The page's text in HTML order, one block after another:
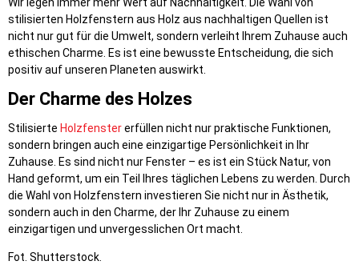
Wir legen immer mehr Wert auf Nachhaltigkeit. Die Wahl von
stilisierten Holzfenstern aus Holz aus nachhaltigen Quellen ist
nicht nur gut für die Umwelt, sondern verleiht Ihrem Zuhause auch
ethischen Charme. Es ist eine bewusste Entscheidung, die sich
positiv auf unseren Planeten auswirkt.
Der Charme des Holzes
Stilisierte Holzfenstererfüllen nicht nur praktische Funktionen,
sondern bringen auch eine einzigartige Persönlichkeit in Ihr
Zuhause. Es sind nicht nur Fenster – es ist ein Stück Natur, von
Hand geformt, um ein Teil Ihres täglichen Lebens zu werden. Durch
die Wahl von Holzfenstern investieren Sie nicht nur in Ästhetik,
sondern auch in den Charme, der Ihr Zuhause zu einem
einzigartigen und unvergesslichen Ort macht.
Fot. Shutterstock.